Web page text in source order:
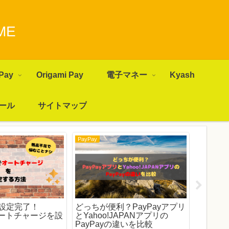
Origami Pay 電子マネー Kyash
ル サイトマップ
定完了！
トチャージを設
PayPay
どっちが便利？PayPayアプリ
とYahoo!JAPANアプリの
PayPayの違いを比較